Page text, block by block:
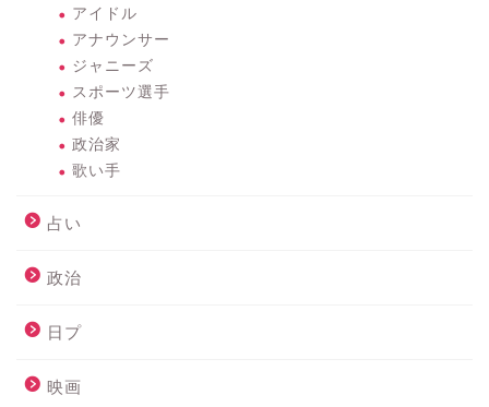
アイドル
アナウンサー
ジャニーズ
スポーツ選手
俳優
政治家
歌い手
占い
政治
日プ
映画